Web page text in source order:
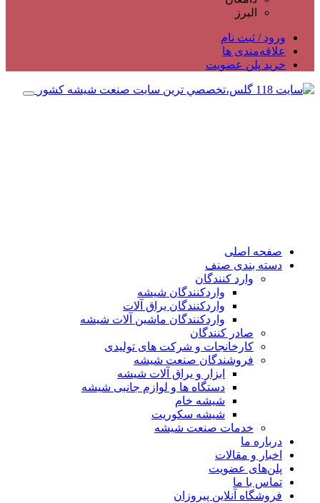
البرز
ورود / ثبت نام
علاقه‌مندی ها
خرید پلن عضویت
صفحه اصلی
دسته بندی صنف
وارد کنندگان
واردکنندگان شیشه
واردکنندگان یراق آلات
واردکنندگان ماشین آلات شیشه
صادر کنندگان
کارخانجات و شرکت های تولیدی
فروشندگان صنعت شیشه
ابزار و یراق آلات شیشه
دستگاه ها و لوازم جانبی شیشه
شیشه خام
شیشه سکوریت
خدمات صنعت شیشه
درباره ما
اخبار و مقالات
پلن‌های عضویت
تماس با ما
فروشگاه آنلاین پیروزان